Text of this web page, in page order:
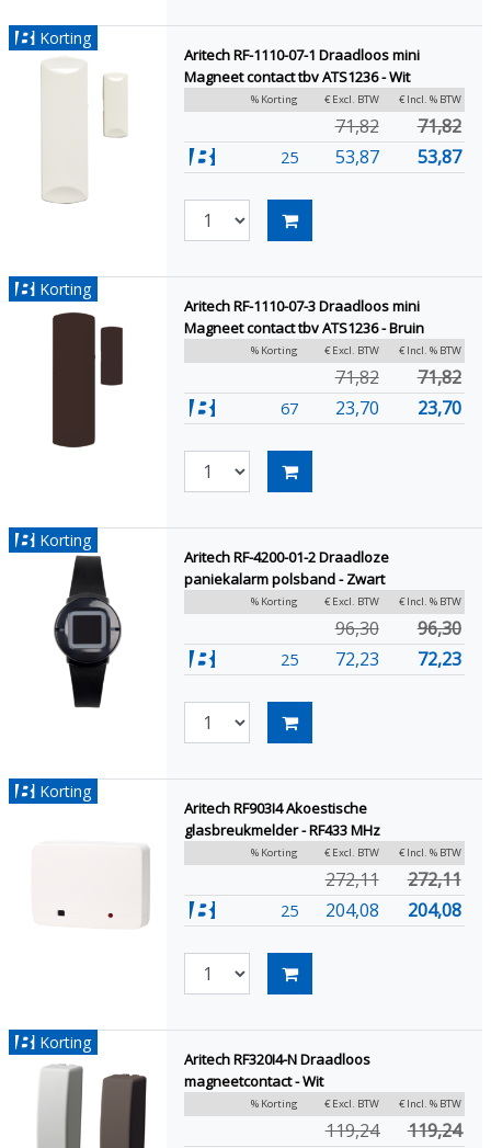
Korting
Aritech RF-1110-07-1 Draadloos mini
Magneet contact tbv ATS1236 - Wit
% Korting € Excl. BTW € Incl. % BTW
71,82 71,82
25 53,87 53,87
Korting
Aritech RF-1110-07-3 Draadloos mini
Magneet contact tbv ATS1236 - Bruin
% Korting € Excl. BTW € Incl. % BTW
71,82 71,82
67 23,70 23,70
Korting
Aritech RF-4200-01-2 Draadloze
paniekalarm polsband - Zwart
% Korting € Excl. BTW € Incl. % BTW
96,30 96,30
25 72,23 72,23
Korting
Aritech RF903I4 Akoestische
glasbreukmelder - RF433 MHz
% Korting € Excl. BTW € Incl. % BTW
272,11 272,11
25 204,08 204,08
Korting
Aritech RF320I4-N Draadloos
magneetcontact - Wit
% Korting € Excl. BTW € Incl. % BTW
119,24 119,24